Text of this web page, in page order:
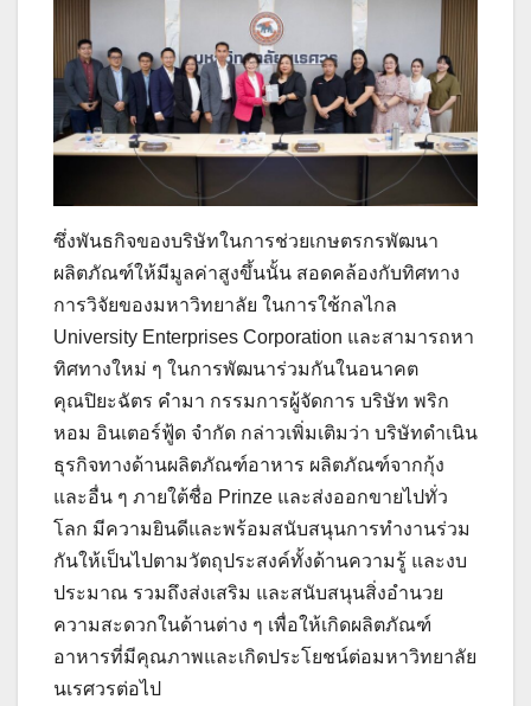
ซึ่งพันธกิจของบริษัทในการช่วยเกษตรกรพัฒนา
ผลิตภัณฑ์ให้มีมูลค่าสูงขึ้นนั้น สอดคล้องกับทิศทาง
การวิจัยของมหาวิทยาลัย ในการใช้กลไกล
University Enterprises Corporation และสามารถหา
ทิศทางใหม่ ๆ ในการพัฒนาร่วมกันในอนาคต
คุณปิยะฉัตร คำมา กรรมการผู้จัดการ บริษัท พริก
หอม อินเตอร์ฟู้ด จำกัด กล่าวเพิ่มเติมว่า บริษัทดำเนิน
ธุรกิจทางด้านผลิตภัณฑ์อาหาร ผลิตภัณฑ์จากกุ้ง
และอื่น ๆ ภายใต้ชื่อ Prinze และส่งออกขายไปทั่ว
โลก มีความยินดีและพร้อมสนับสนุนการทำงานร่วม
กันให้เป็นไปตามวัตถุประสงค์ทั้งด้านความรู้ และงบ
ประมาณ รวมถึงส่งเสริม และสนับสนุนสิ่งอำนวย
ความสะดวกในด้านต่าง ๆ เพื่อให้เกิดผลิตภัณฑ์
อาหารที่มีคุณภาพและเกิดประโยชน์ต่อมหาวิทยาลัย
นเรศวรต่อไป